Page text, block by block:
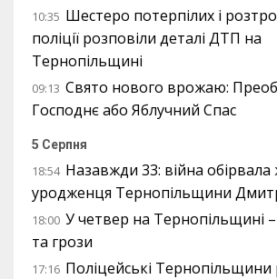
10:35 Шестеро потерпілих і
поліції розповіли деталі ДТП на
Тернопільщині
09:13 Свято нового врожаю:
Господнє або Яблучний Спас
5 Серпня
18:54 Назавжди 33: війна обірвала
уродженця Тернопільщини
18:00 У четвер на Тернопільщині
та грози
17:16 Поліцейські